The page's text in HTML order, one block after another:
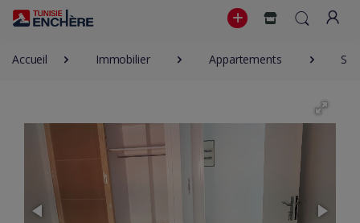
Accueil Immobilier Appartements S+2